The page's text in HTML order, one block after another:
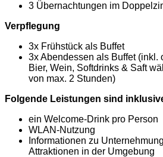
3 Übernachtungen im
Verpflegung
3x Frühstück als Buffet
3x Abendessen als Buffet (inkl.
Bier, Wein, Softdrinks & Saft
von max. 2 Stunden)
Folgende Leistungen sind
ein Welcome-Drink pro Person
WLAN-Nutzung
Informationen zu
Attraktionen in der Umgebung